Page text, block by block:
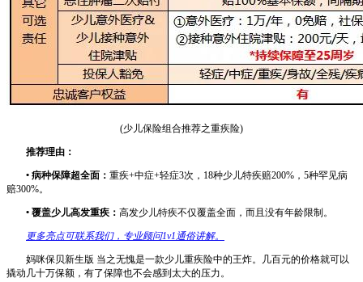
(少儿保险组合推荐之重疾险)
推荐理由：
• 病种保障超全面： 重疾+中症+轻症3次，18种少儿特疾赔200%，5种罕见病
赔300%。
• 覆盖少儿高发重疾： 高发少儿特疾不仅覆盖全面，而且没有年龄限制。
更多亮点可联系我们，专业顾问1v1通俗讲解。
妈咪保贝新生版 当之无愧是一款少儿重疾险中的王炸。几百元的价格就可以
撬动几十万保额，有了保障也不会感到太大的压力。